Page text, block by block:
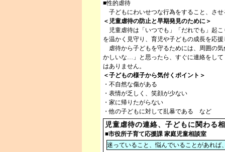
■性的虐待
子どもにわいせつな行為をすること、させ
＜児童虐待の防止と早期発見のために＞
児童虐待は「いつでも」「だれでも」起
を温かく見守り、育児や子どもの成長を応
虐待から子どもを守るためには、周囲の
かしいな…」と思ったら、すぐに連絡をし
はありません。
＜子どもの様子から気付くポイント＞
・不自然な傷がある
・表情が乏しく、笑顔が少ない
・家に帰りたがらない
・他の子どもに対して乱暴である など
児童虐待の連絡、子どもに関わる
■市役所子育て応援課 家庭児童相談室
迷っていること、悩んでいることがあれ